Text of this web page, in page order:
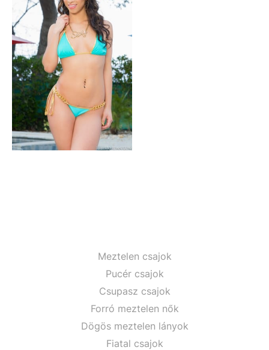
Meztelen csajok
Pucér csajok
Csupasz csajok
Forró meztelen nők
Dögös meztelen lányok
Fiatal csajok